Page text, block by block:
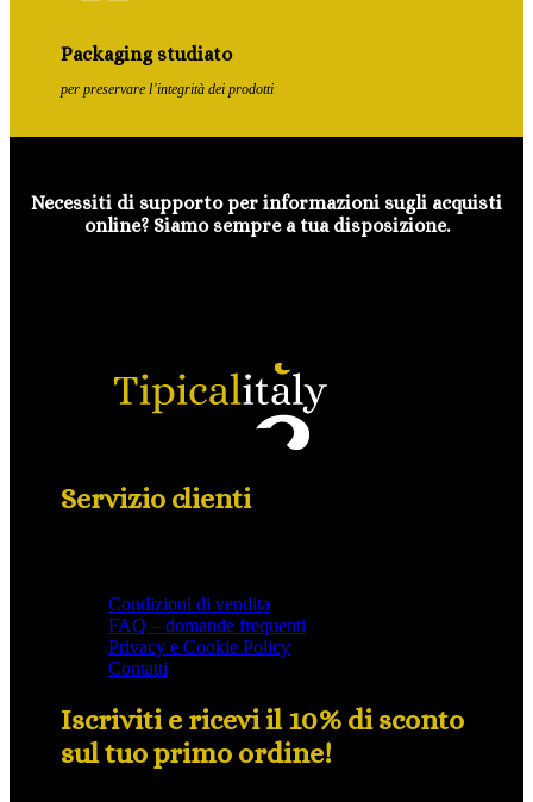
Packaging studiato
per preservare l’integrità dei prodotti
Necessiti di supporto per informazioni sugli acquisti
online? Siamo sempre a tua disposizione.
Servizio clienti
Condizioni di vendita
FAQ – domande frequenti
Privacy e Cookie Policy
Contatti
Iscriviti e ricevi il 10% di sconto
sul tuo primo ordine!